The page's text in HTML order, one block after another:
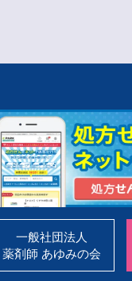
一般社団法人
薬剤師 あゆみの会